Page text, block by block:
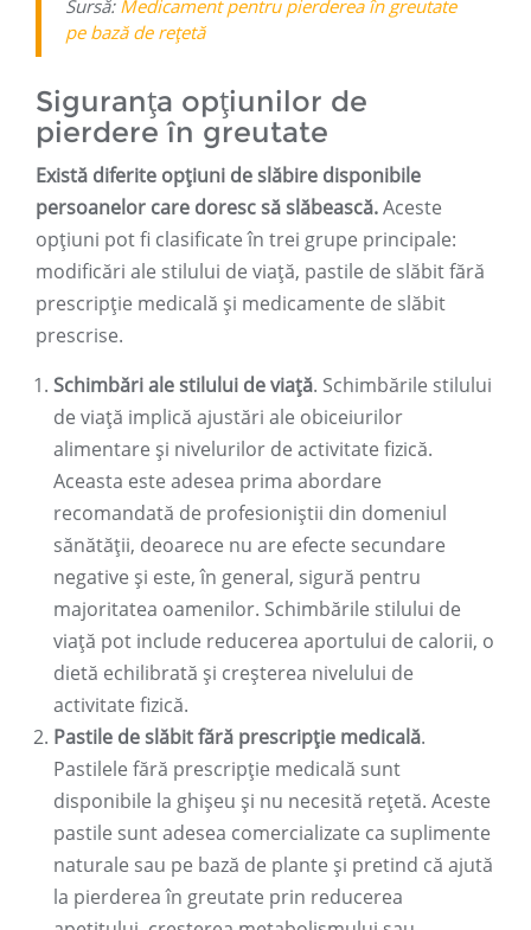
Sursă: Medicament pentru pierderea în greutate
pe bază de rețetă
Siguranța opțiunilor de
pierdere în greutate
Există diferite opțiuni de slăbire disponibile
persoanelor care doresc să slăbească.Aceste
opțiuni pot fi clasificate în trei grupe principale:
modificări ale stilului de viață, pastile de slăbit fără
prescripție medicală și medicamente de slăbit
prescrise.
Schimbări ale stilului de viață. Schimbările stilului
de viață implică ajustări ale obiceiurilor
alimentare și nivelurilor de activitate fizică.
Aceasta este adesea prima abordare
recomandată de profesioniștii din domeniul
sănătății, deoarece nu are efecte secundare
negative și este, în general, sigură pentru
majoritatea oamenilor. Schimbările stilului de
viață pot include reducerea aportului de calorii, o
dietă echilibrată și creșterea nivelului de
activitate fizică.
Pastile de slăbit fără prescripție medicală.
Pastilele fără prescripție medicală sunt
disponibile la ghișeu și nu necesită rețetă. Aceste
pastile sunt adesea comercializate ca suplimente
naturale sau pe bază de plante și pretind că ajută
la pierderea în greutate prin reducerea